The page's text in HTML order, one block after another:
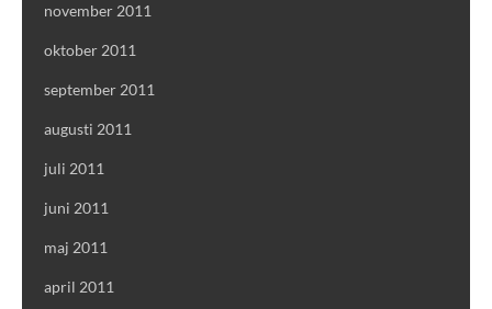
november 2011
oktober 2011
september 2011
augusti 2011
juli 2011
juni 2011
maj 2011
april 2011